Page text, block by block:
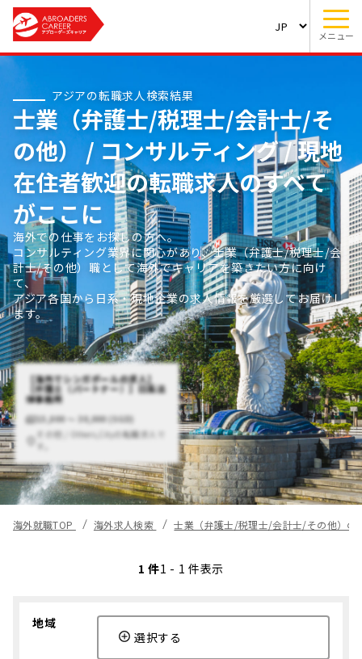
メニュー
アジアの転職求人検索結果
士業（弁護士/税理士/会計士/そ
の他） / コンサルティング / 現地
在住者歓迎の転職求人のすべて
がここに
海外での仕事をお探しの方へ。
コンサルティング業界に関心があり、士業（弁護士/税理士/会
計士/その他）職として海外でキャリアを築きたい方に向け
て、
アジア各国から日系・現地企業の求人情報を厳選してお届けし
ます。
【海外でシンガポールの求人】
【弁護士（パートナー）】日系法
律事務所
15,000 〜 30,000 (SGD)
その他 / Others,Cityの転職求人で
す。
海外就職TOP 海外求人検索 士業（弁護士/税理士/会計士/その他）の
1 件1 - 1 件表示
地域
選択する